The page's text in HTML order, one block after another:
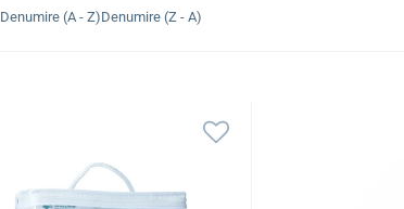
Denumire (A - Z)Denumire (Z - A)